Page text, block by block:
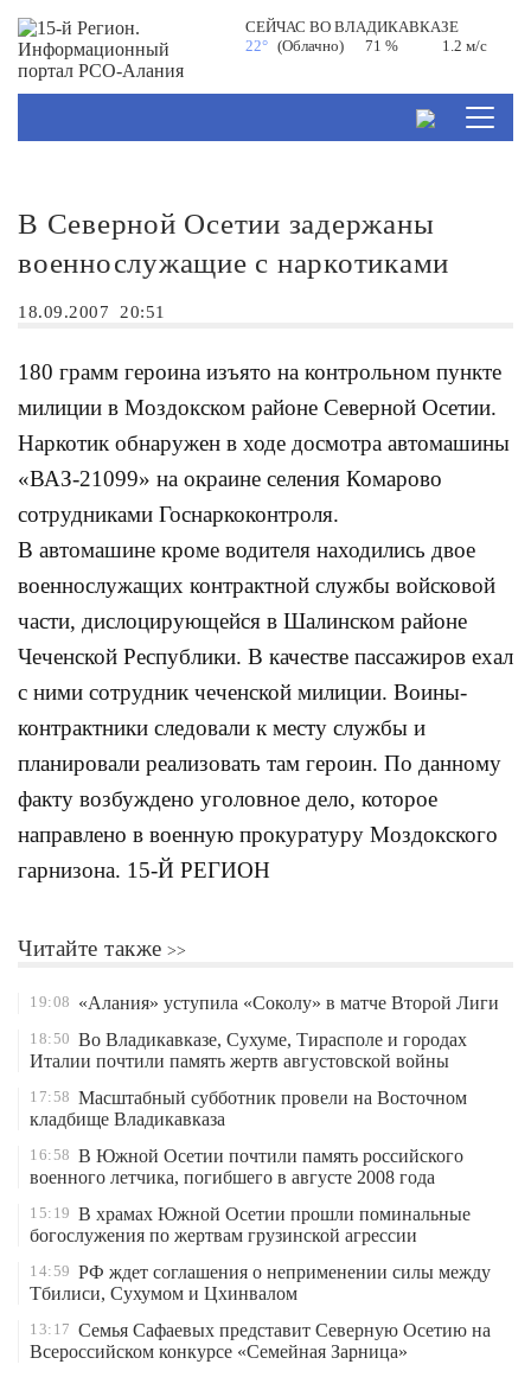
СЕЙЧАС ВОВЛАДИКАВКАЗЕ
22° (Облачно) 71 % 1.2 м/с
В Северной Осетии задержаны
военнослужащие с наркотиками
18.09.2007 20:51
180 грамм героина изъято на контрольном пункте
милиции в Моздокском районе Северной Осетии.
Наркотик обнаружен в ходе досмотра автомашины
«ВАЗ-21099» на окраине селения Комарово
сотрудниками Госнаркоконтроля.
В автомашине кроме водителя находились двое
военнослужащих контрактной службы войсковой
части, дислоцирующейся в Шалинском районе
Чеченской Республики. В качестве пассажиров ехал
с ними сотрудник чеченской милиции. Воины-
контрактники следовали к месту службы и
планировали реализовать там героин. По данному
факту возбуждено уголовное дело, которое
направлено в военную прокуратуру Моздокского
гарнизона. 15-Й РЕГИОН
Читайте также
19:08 «Алания» уступила «Соколу» в матче Второй Лиги
18:50 Во Владикавказе, Сухуме, Тирасполе и городах
Италии почтили память жертв августовской войны
17:58 Масштабный субботник провели на Восточном
кладбище Владикавказа
16:58 В Южной Осетии почтили память российского
военного летчика, погибшего в августе 2008 года
15:19 В храмах Южной Осетии прошли поминальные
богослужения по жертвам грузинской агрессии
14:59 РФ ждет соглашения о неприменении силы между
Тбилиси, Сухумом и Цхинвалом
13:17 Семья Сафаевых представит Северную Осетию на
Всероссийском конкурсе «Семейная Зарница»